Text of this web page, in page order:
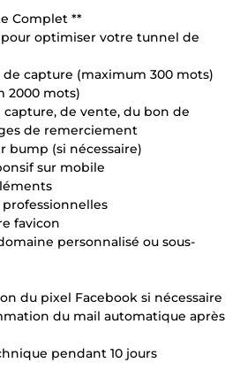
Complet **
optimiser votre tunnel de
capture (maximum 300 mots)
2000 mots)
de vente, du bon de
de remerciement
bump (si nécessaire)
sur mobile
favicon
personnalisé ou sous-
du pixel Facebook si nécessaire
du mail automatique après
pendant 10 jours